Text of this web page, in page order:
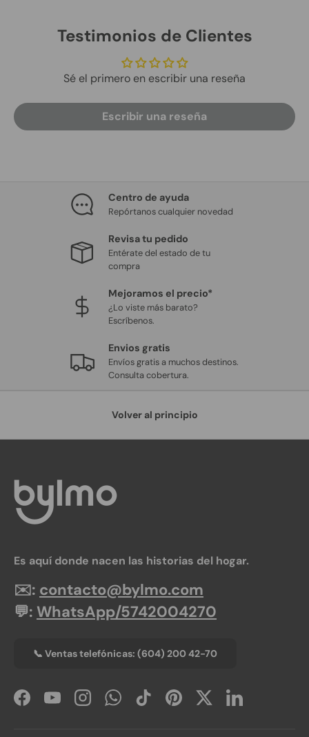
Testimonios de Clientes
Sé el primero en escribir una reseña
Escribir una reseña
Centro de ayuda
Repórtanos cualquier novedad
Revisa tu pedido
Entérate del estado de tu
compra
Mejoramos el precio*
¿Lo viste más barato?
Escríbenos.
Envios gratis
Envíos gratis a muchos destinos.
Consulta cobertura.
Volver al principio
Es aquí donde nacen las historias del hogar.
✉️: contacto@bylmo.com
💬: WhatsApp/5742004270
📞 Ventas telefónicas: (604) 200 42-70
FacebookYouTubeInstagramWhatsApp
TikTokPinterestTwitterLinkedIn